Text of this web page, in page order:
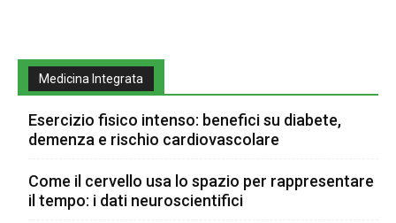
Medicina Integrata
Esercizio fisico intenso: benefici su diabete,
demenza e rischio cardiovascolare
Come il cervello usa lo spazio per rappresentare
il tempo: i dati neuroscientifici